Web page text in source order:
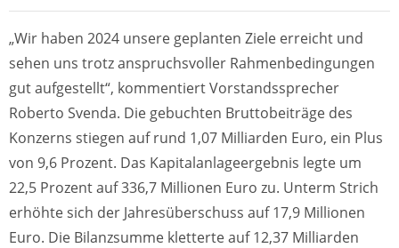
„Wir haben 2024 unsere geplanten Ziele erreicht und
sehen uns trotz anspruchsvoller Rahmenbedingungen
gut aufgestellt“, kommentiert Vorstandssprecher
Roberto Svenda. Die gebuchten Bruttobeiträge des
Konzerns stiegen auf rund 1,07 Milliarden Euro, ein Plus
von 9,6 Prozent. Das Kapitalanlageergebnis legte um
22,5 Prozent auf 336,7 Millionen Euro zu. Unterm Strich
erhöhte sich der Jahresüberschuss auf 17,9 Millionen
Euro. Die Bilanzsumme kletterte auf 12,37 Milliarden